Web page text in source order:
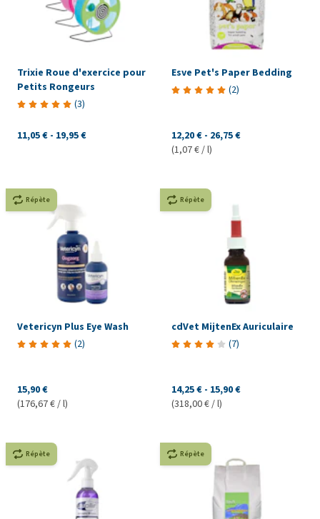
Trixie Roue d'exercice pour
Petits Rongeurs
(3)
11,05 € - 19,95 €
Esve Pet's Paper Bedding
(2)
12,20 € - 26,75 €
(1,07 € / l)
Répète
Vetericyn Plus Eye Wash
(2)
15,90 €
(176,67 € / l)
Répète
cdVet MijtenEx Auriculaire
(7)
14,25 € - 15,90 €
(318,00 € / l)
Répète Répète